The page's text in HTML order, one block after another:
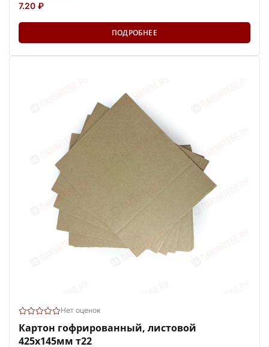
7.20 ₽
ПОДРОБНЕЕ
Нет оценок
Картон гофрированный, листовой
425х145мм т22